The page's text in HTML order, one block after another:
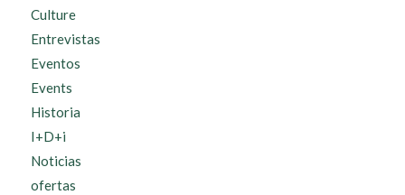
Culture
Entrevistas
Eventos
Events
Historia
I+D+i
Noticias
ofertas